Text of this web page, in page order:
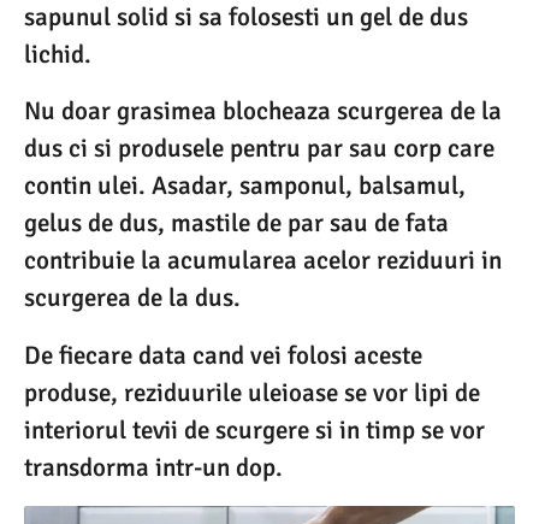
sapunul solid si sa folosesti un gel de dus
lichid.
Nu doar grasimea blocheaza scurgerea de la
dus ci si produsele pentru par sau corp care
contin ulei. Asadar, samponul, balsamul,
gelus de dus, mastile de par sau de fata
contribuie la acumularea acelor reziduuri in
scurgerea de la dus.
De fiecare data cand vei folosi aceste
produse, reziduurile uleioase se vor lipi de
interiorul tevii de scurgere si in timp se vor
transdorma intr-un dop.